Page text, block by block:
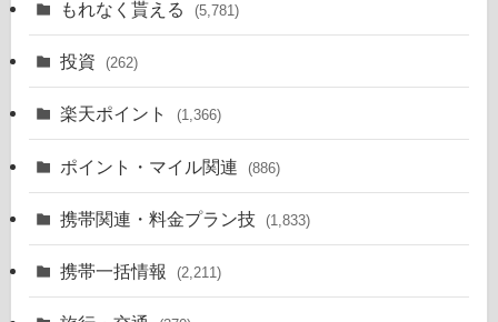
もれなく貰える (5,781)
投資 (262)
楽天ポイント (1,366)
ポイント・マイル関連 (886)
携帯関連・料金プラン技 (1,833)
携帯一括情報 (2,211)